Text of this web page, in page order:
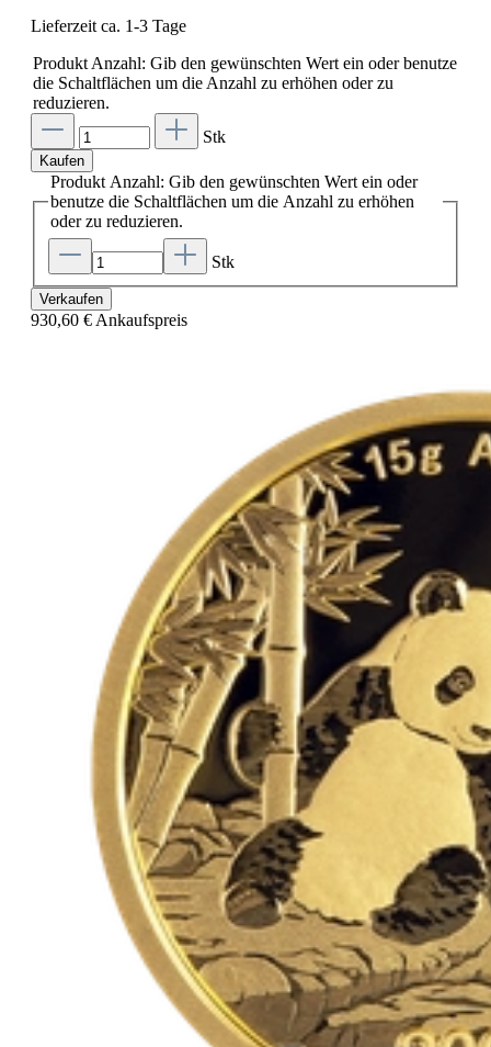
Lieferzeit ca. 1-3 Tage
Produkt Anzahl: Gib den gewünschten Wert ein oder benutze
die Schaltflächen um die Anzahl zu erhöhen oder zu
reduzieren.
Stk
Kaufen
Produkt Anzahl: Gib den gewünschten Wert ein oder
benutze die Schaltflächen um die Anzahl zu erhöhen
oder zu reduzieren.
Stk
Verkaufen
930,60 € Ankaufspreis